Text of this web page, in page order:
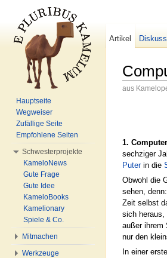
aus
1. Computer
sechziger
Puterin die
Obwohl die
sehen,
Zeit selbst
sich heraus,
außer ihrem
nur den
In einer
Artikel
Hauptseite
Wegweiser
Zufällige Seite
Empfohlene Seiten
Schwesterprojekte
KameloNews
Gute Frage
Gute Idee
KameloBooks
Kamelionary
Spiele & Co.
Mitmachen
Werkzeuge